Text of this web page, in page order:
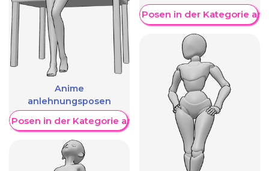
Anime
anlehnungsposen
Posen in der Kategorie anzeigen
Weitere Posen in der Kategorie